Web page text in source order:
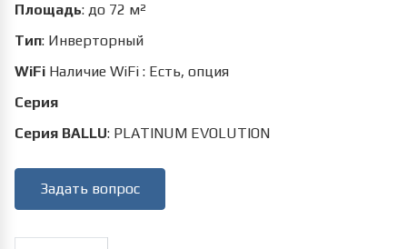
Площадь: до 72 м²
Тип: Инверторный
WiFi Наличие WiFi : Есть, опция
Серия
Серия BALLU: PLATINUM EVOLUTION
Задать вопрос